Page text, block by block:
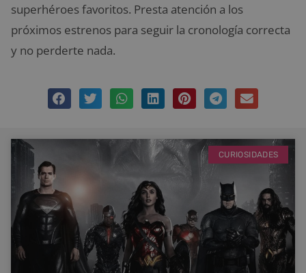
superhéroes favoritos. Presta atención a los
próximos estrenos para seguir la cronología correcta
y no perderte nada.
CURIOSIDADES